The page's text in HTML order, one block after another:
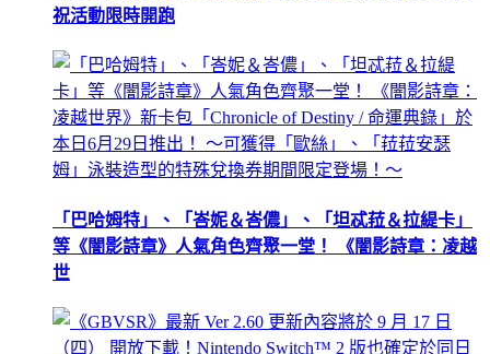
祝活動限時開跑
「巴哈姆特」、「峇妮＆峇儂」、「坦忒菈＆拉緹卡」
等《闇影詩章》人氣角色齊聚一堂！ 《闇影詩章：凌越
世